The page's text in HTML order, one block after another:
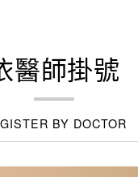
醫師掛號
BY DOCTOR